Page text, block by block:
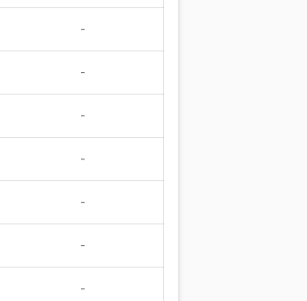
-
-
-
-
-
-
-